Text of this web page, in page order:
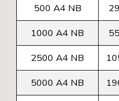
500 A4 NB
1000 A4 NB
2500 A4 NB
5000 A4 NB